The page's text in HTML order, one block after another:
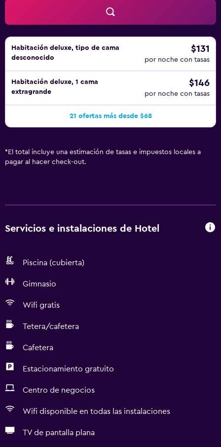
Habitación deluxe, tipo de cama
desconocido
$131
por noche con tasas
Habitación deluxe, 1 cama
extragrande
$146
por noche con tasas
21 ofertas más desde $68
* El total incluye una estimación de tasas e impuestos locales a
pagar al hacer check-out.
Servicios e instalaciones de Hotel
Piscina (cubierta)
Gimnasio
Wifi gratis
Tetera/cafetera
Cafetera
Estacionamiento gratuito
Centro de negocios
Wifi disponible en todas las instalaciones
TV de pantalla plana